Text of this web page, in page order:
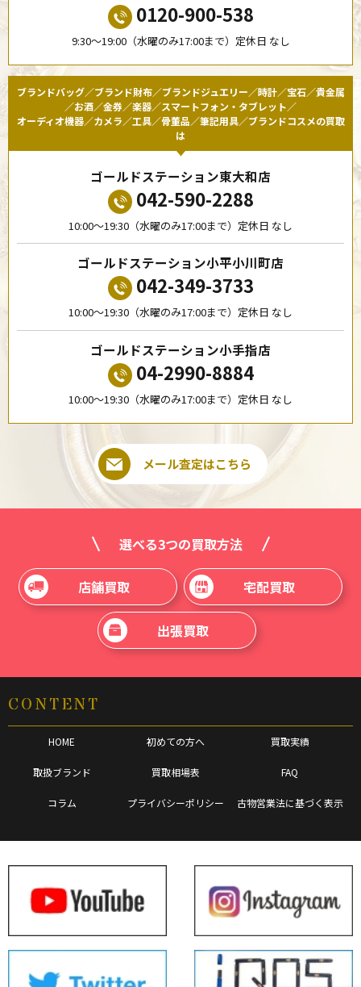
0120-900-538
9:30〜19:00（水曜のみ17:00まで）定休日 なし
ブランドバッグ／ブランド財布／ブランドジュエリー／時計／宝石／貴金属
／お酒／金券／楽器／スマートフォン・タブレット／
オーディオ機器／カメラ／工具／骨董品／筆記用具／ブランドコスメの買取
は
ゴールドステーション東大和店
042-590-2288
10:00〜19:30（水曜のみ17:00まで）定休日 なし
ゴールドステーション小平小川町店
042-349-3733
10:00〜19:30（水曜のみ17:00まで）定休日 なし
ゴールドステーション小手指店
04-2990-8884
10:00〜19:30（水曜のみ17:00まで）定休日 なし
メール査定はこちら
選べる3つの買取方法
店舗買取 宅配買取
出張買取
CONTENT
HOME 初めての方へ 買取実績
取扱ブランド 買取相場表 FAQ
コラム プライバシーポリシー 古物営業法に基づく表示